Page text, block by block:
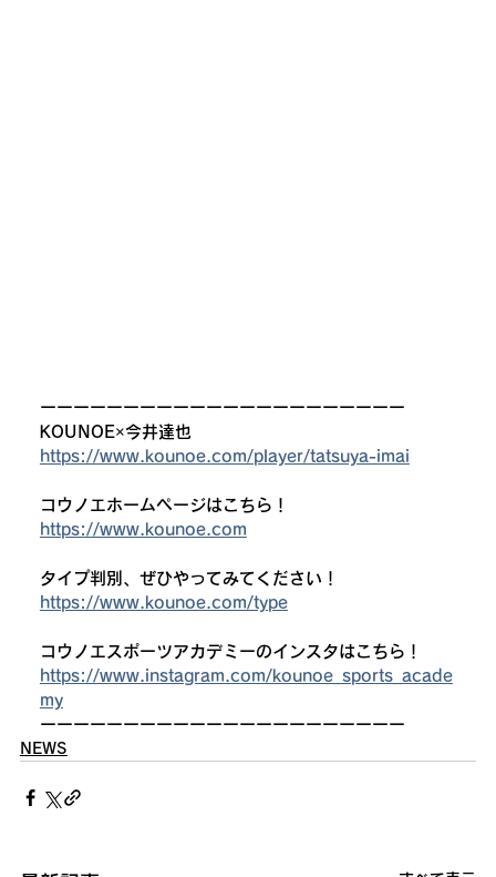
ーーーーーーーーーーーーーーーーーーーーーー
KOUNOE×今井達也
https://www.kounoe.com/player/tatsuya-imai
コウノエホームページはこちら！
https://www.kounoe.com
タイプ判別、ぜひやってみてください！
https://www.kounoe.com/type
コウノエスポーツアカデミーのインスタはこちら！
https://www.instagram.com/kounoe_sports_acade
my
ーーーーーーーーーーーーーーーーーーーーーー
NEWS